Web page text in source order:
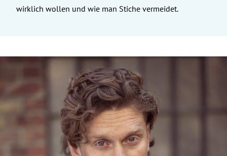
Untermenü
wirklich wollen und wie man Stiche vermeidet.